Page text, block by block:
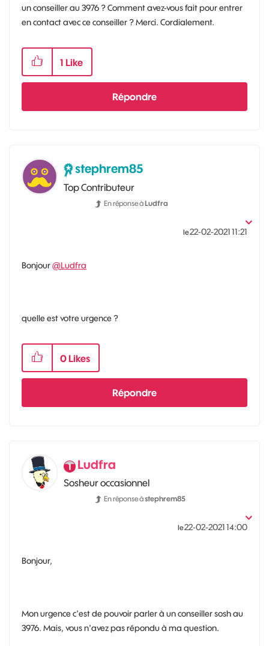
un conseiller au 3976 ? Comment avez-vous fait pour entrer
en contact avec ce conseiller ? Merci. Cordialement.
1 Like
Répondre
stephrem85
Top Contributeur
En réponse àLudfra
le‎22-02-202111:21
Bonjour@Ludfra
quelle est votre urgence ?
0 Likes
Répondre
Ludfra
Sosheur occasionnel
En réponse àstephrem85
le‎22-02-202114:00
Bonjour,
Mon urgence c'est de pouvoir parler à un conseiller sosh au
3976. Mais, vous n'avez pas répondu à ma question.